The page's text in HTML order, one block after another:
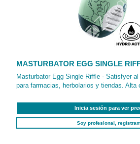
MASTURBATOR EGG SINGLE
Masturbator Egg Single Riffle - Satisfyer
para farmacias, herbolarios y tiendas. Alta
Inicia sesión para ver
Soy profesional,